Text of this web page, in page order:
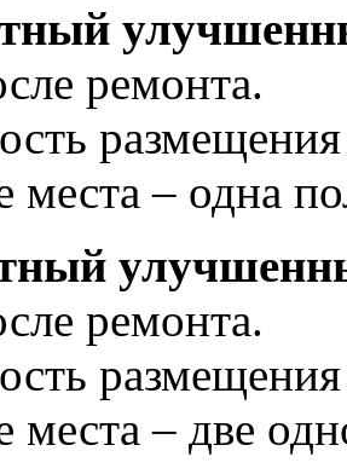
ремонта.
– одна
ремонта.
места – две